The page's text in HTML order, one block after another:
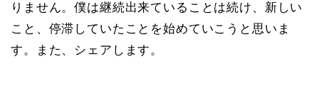
りません。僕は継続出来ていることは続け、新しい
こと、停滞していたことを始めていこうと思いま
す。また、シェアします。